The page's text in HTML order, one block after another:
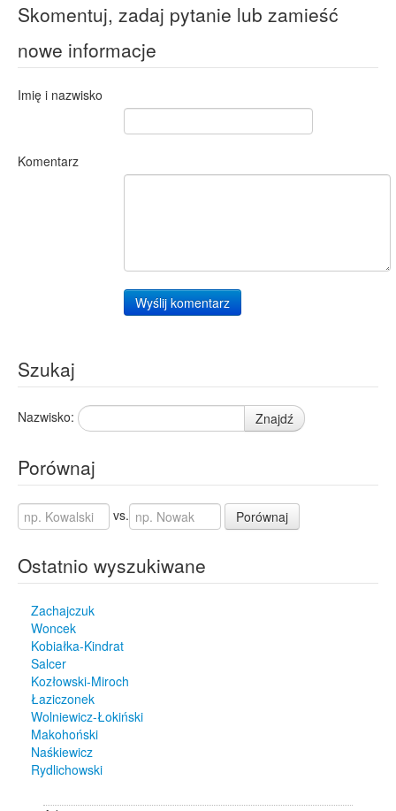
Skomentuj, zadaj pytanie lub zamieść
nowe informacje
Imię i nazwisko
Komentarz
Wyślij komentarz
Szukaj
Nazwisko: Znajdź
Porównaj
vs. Porównaj
Ostatnio wyszukiwane
Zachajczuk
Woncek
Kobiałka-Kindrat
Salcer
Kozłowski-Miroch
Łaziczonek
Wolniewicz-Łokiński
Makohoński
Naśkiewicz
Rydlichowski